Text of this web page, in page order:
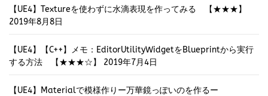
【UE4】Textureを使わずに水滴表現を作ってみる 【★★★】
2019年8月8日
【UE4】【C++】メモ：EditorUtilityWidgetをBlueprintから実行
する方法 【★★★☆】
2019年7月4日
【UE4】Materialで模様作りー万華鏡っぽいのを作るー